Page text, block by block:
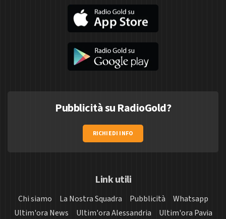
Pubblicità su RadioGold?
RICHIEDI INFO
Link utili
Chi siamo La Nostra Squadra Pubblicità
Whatsapp
Ultim'ora News
Ultim'ora Alessandria
Ultim'ora Pavia